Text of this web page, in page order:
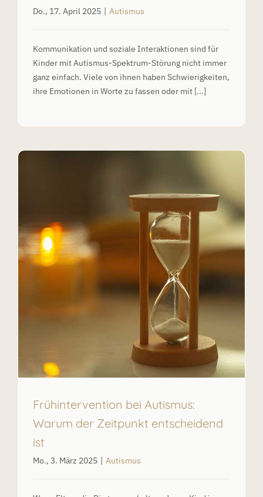
Do., 17. April 2025 | Autismus
Kommunikation und soziale Interaktionen sind für
Kinder mit Autismus-Spektrum-Störung nicht immer
ganz einfach. Viele von ihnen haben Schwierigkeiten,
ihre Emotionen in Worte zu fassen oder mit [...]
Frühintervention bei Autismus:
Warum der Zeitpunkt entscheidend
ist
Mo., 3. März 2025 | Autismus